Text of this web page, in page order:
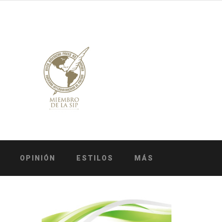
OPINIÓN ESTILOS MÁS